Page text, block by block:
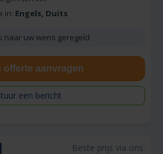
in: Engels, Duits
naar uw wens geregeld
offerte aanvragen
een bericht
Beste prijs via ons: